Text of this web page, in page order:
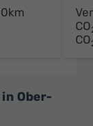
CO
CO
Ober-